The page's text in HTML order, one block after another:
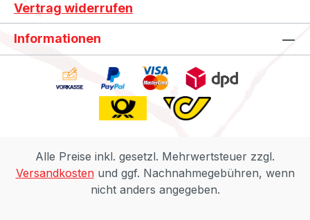
Vertrag widerrufen
Informationen
Alle Preise inkl. gesetzl. Mehrwertsteuer zzgl.
Versandkostenund ggf. Nachnahmegebühren, wenn
nicht anders angegeben.